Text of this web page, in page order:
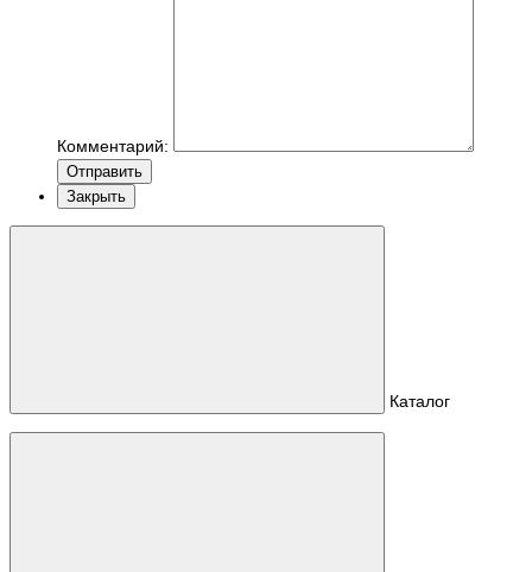
Комментарий:
Отправить
Закрыть
Каталог